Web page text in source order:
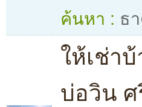
ค้นหา : ธ
ให้เช่า
บ่อวิน